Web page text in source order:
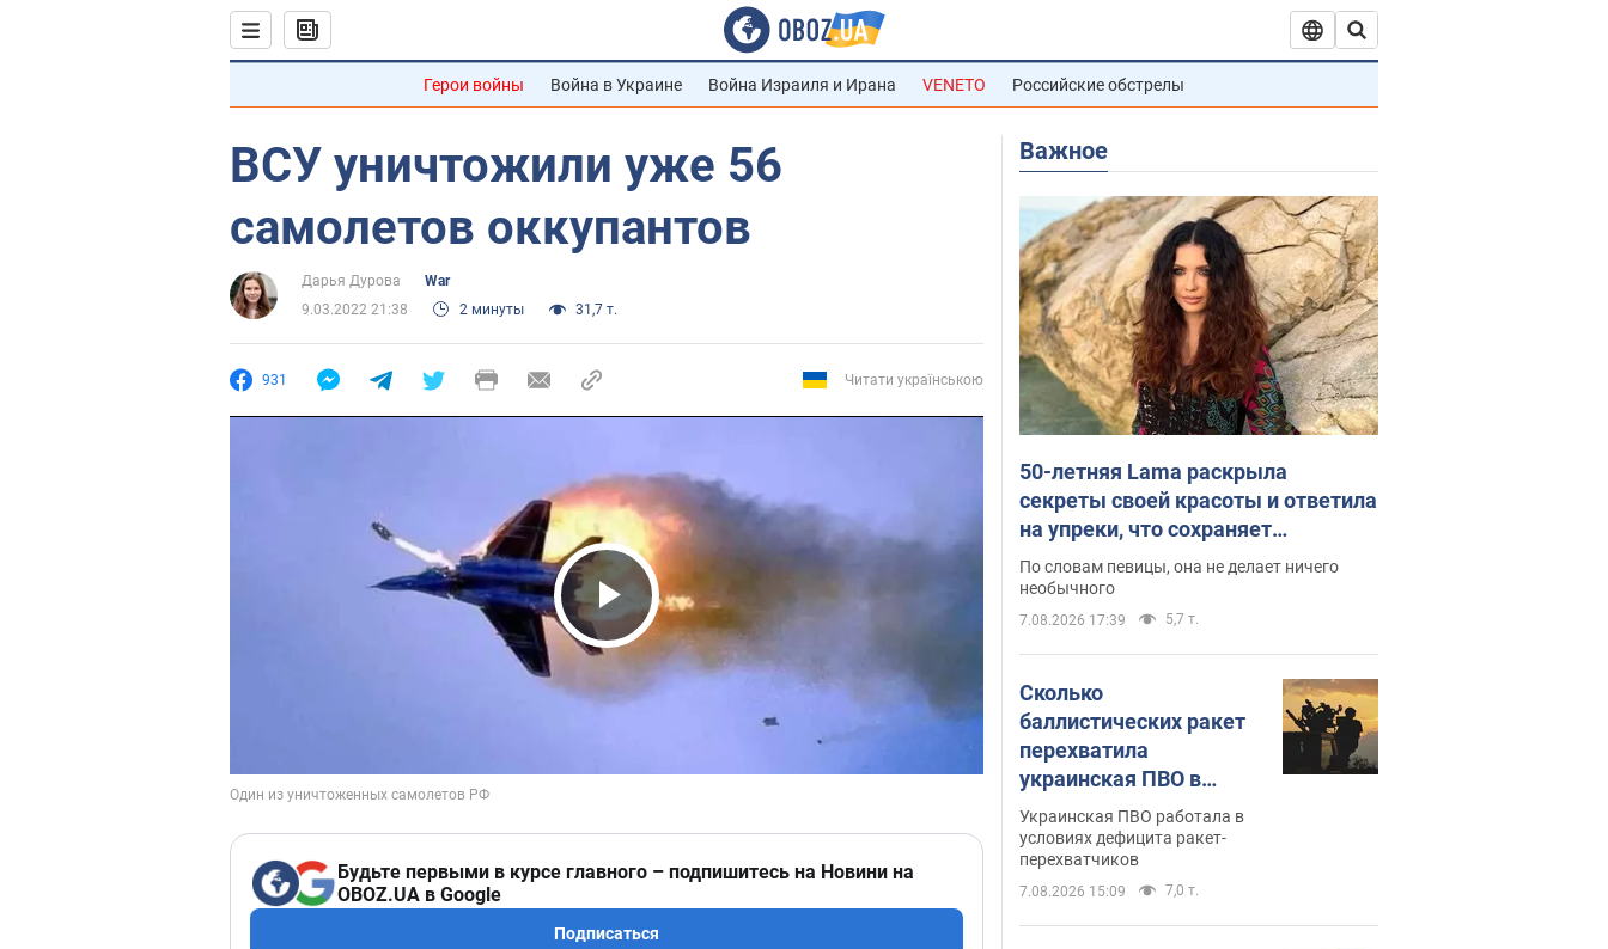
Герои войны Война в Украине Война Израиля и Ирана VENETO Российские обстрелы
ВСУ уничтожили уже 56
самолетов оккупантов
Дарья Дурова
War
9.03.2022 21:38
2 минуты 31,7 т.
931 Читати українською
Play Video
Будьте первыми в курсе главного – подпишитесь на Новини на
OBOZ.UA в Google
Подписаться
Важное
50-летняя Lama раскрыла
секреты своей красоты и ответила
на упреки, что сохраняет
молодость, ведь у нее нет детей
По словам певицы, она не делает ничего
необычного
7.08.2026 17:39 5,7 т.
Сколько
баллистических ракет
перехватила
украинская ПВО в
июле: в Минобороны
назвали цифру
Украинская ПВО работала в
условиях дефицита ракет-
перехватчиков
7.08.2026 15:09 7,0 т.